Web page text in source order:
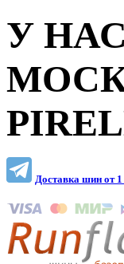
У
Доставка шин от